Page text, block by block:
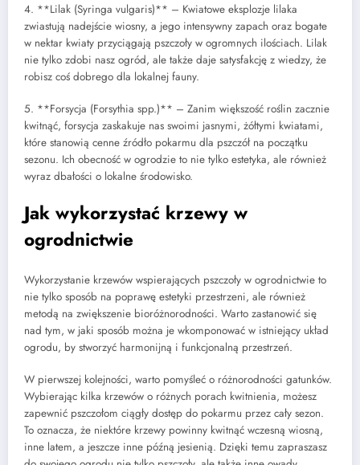
4. **Lilak (Syringa vulgaris)** – Kwiatowe eksplozje lilaka
zwiastują nadejście wiosny, a jego intensywny zapach oraz bogate
w nektar kwiaty przyciągają pszczoły w ogromnych ilościach. Lilak
nie tylko zdobi nasz ogród, ale także daje satysfakcję z wiedzy, że
robisz coś dobrego dla lokalnej fauny.
5. **Forsycja (Forsythia spp.)** – Zanim większość roślin zacznie
kwitnąć, forsycja zaskakuje nas swoimi jasnymi, żółtymi kwiatami,
które stanowią cenne źródło pokarmu dla pszczół na początku
sezonu. Ich obecność w ogrodzie to nie tylko estetyka, ale również
wyraz dbałości o lokalne środowisko.
Jak wykorzystać krzewy w
ogrodnictwie
Wykorzystanie krzewów wspierających pszczoły w ogrodnictwie to
nie tylko sposób na poprawę estetyki przestrzeni, ale również
metodą na zwiększenie bioróżnorodności. Warto zastanowić się
nad tym, w jaki sposób można je wkomponować w istniejący układ
ogrodu, by stworzyć harmonijną i funkcjonalną przestrzeń.
W pierwszej kolejności, warto pomyśleć o różnorodności gatunków.
Wybierając kilka krzewów o różnych porach kwitnienia, możesz
zapewnić pszczołom ciągły dostęp do pokarmu przez cały sezon.
To oznacza, że niektóre krzewy powinny kwitnąć wczesną wiosną,
inne latem, a jeszcze inne późną jesienią. Dzięki temu zapraszasz